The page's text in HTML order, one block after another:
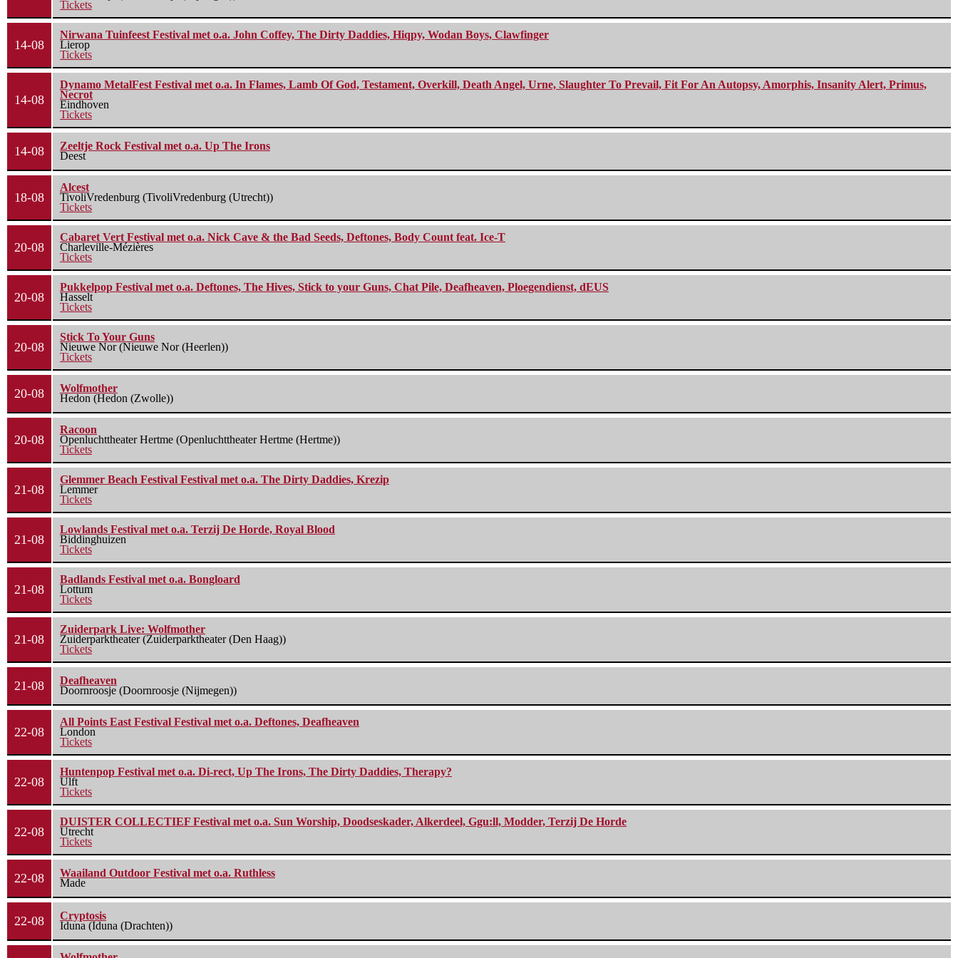
Tickets
14-08
Nirwana Tuinfeest Festival met o.a. John Coffey, The Dirty Daddies, Hiqpy, Wodan Boys, Clawfinger
Lierop
Tickets
14-08
Dynamo MetalFest Festival met o.a. In Flames, Lamb Of God, Testament, Overkill, Death Angel, Urne, Slaughter To Prevail, Fit For An Autopsy, Amorphis, Insanity Alert, Primus,
Necrot
Eindhoven
Tickets
14-08
Zeeltje Rock Festival met o.a. Up The Irons
Deest
18-08
Alcest
TivoliVredenburg (TivoliVredenburg (Utrecht))
Tickets
20-08
Cabaret Vert Festival met o.a. Nick Cave & the Bad Seeds, Deftones, Body Count feat. Ice-T
Charleville-Mézières
Tickets
20-08
Pukkelpop Festival met o.a. Deftones, The Hives, Stick to your Guns, Chat Pile, Deafheaven, Ploegendienst, dEUS
Hasselt
Tickets
20-08
Stick To Your Guns
Nieuwe Nor (Nieuwe Nor (Heerlen))
Tickets
20-08
Wolfmother
Hedon (Hedon (Zwolle))
20-08
Racoon
Openluchttheater Hertme (Openluchttheater Hertme (Hertme))
Tickets
21-08
Glemmer Beach Festival Festival met o.a. The Dirty Daddies, Krezip
Lemmer
Tickets
21-08
Lowlands Festival met o.a. Terzij De Horde, Royal Blood
Biddinghuizen
Tickets
21-08
Badlands Festival met o.a. Bongloard
Lottum
Tickets
21-08
Zuiderpark Live: Wolfmother
Zuiderparktheater (Zuiderparktheater (Den Haag))
Tickets
21-08
Deafheaven
Doornroosje (Doornroosje (Nijmegen))
22-08
All Points East Festival Festival met o.a. Deftones, Deafheaven
London
Tickets
22-08
Huntenpop Festival met o.a. Di-rect, Up The Irons, The Dirty Daddies, Therapy?
Ulft
Tickets
22-08
DUISTER COLLECTIEF Festival met o.a. Sun Worship, Doodseskader, Alkerdeel, Ggu:ll, Modder, Terzij De Horde
Utrecht
Tickets
22-08
Waailand Outdoor Festival met o.a. Ruthless
Made
22-08
Cryptosis
Iduna (Iduna (Drachten))